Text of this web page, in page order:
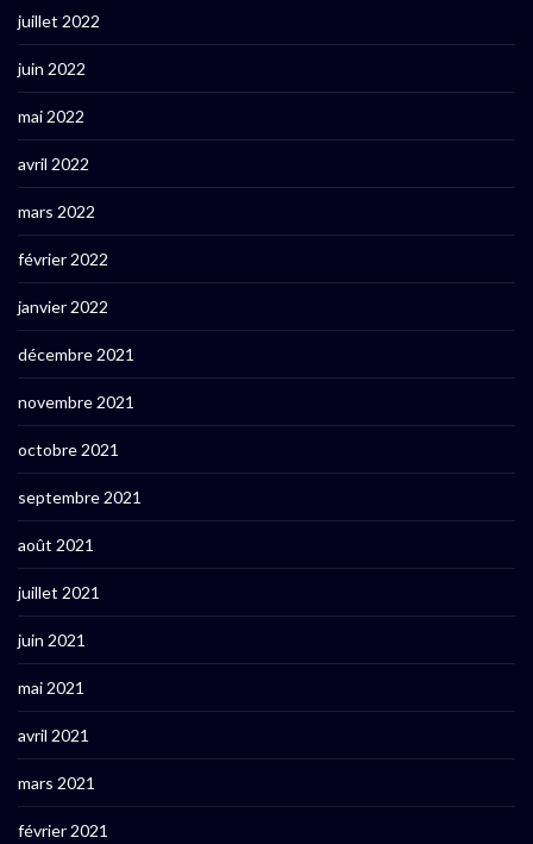
juillet 2022
juin 2022
mai 2022
avril 2022
mars 2022
février 2022
janvier 2022
décembre 2021
novembre 2021
octobre 2021
septembre 2021
août 2021
juillet 2021
juin 2021
mai 2021
avril 2021
mars 2021
février 2021